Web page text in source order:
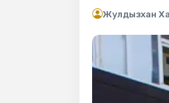
Жулдызхан